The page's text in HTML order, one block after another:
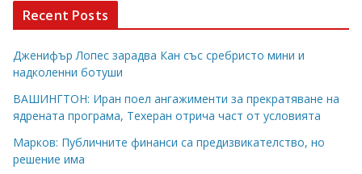
Recent Posts
Дженифър Лопес зарадва Кан със сребристо мини и
надколенни ботуши
ВАШИНГТОН: Иран поел ангажименти за прекратяване на
ядрената програма, Техеран отрича част от условията
Марков: Публичните финанси са предизвикателство, но
решение има